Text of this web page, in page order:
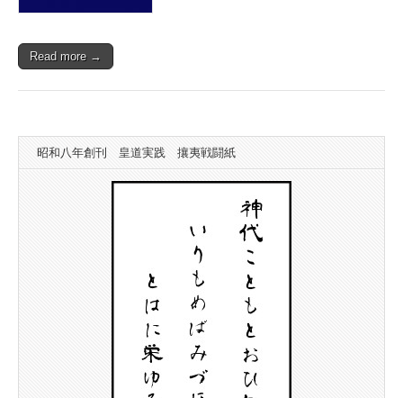
Read more →
昭和八年創刊 皇道実践 攘夷戦闘紙